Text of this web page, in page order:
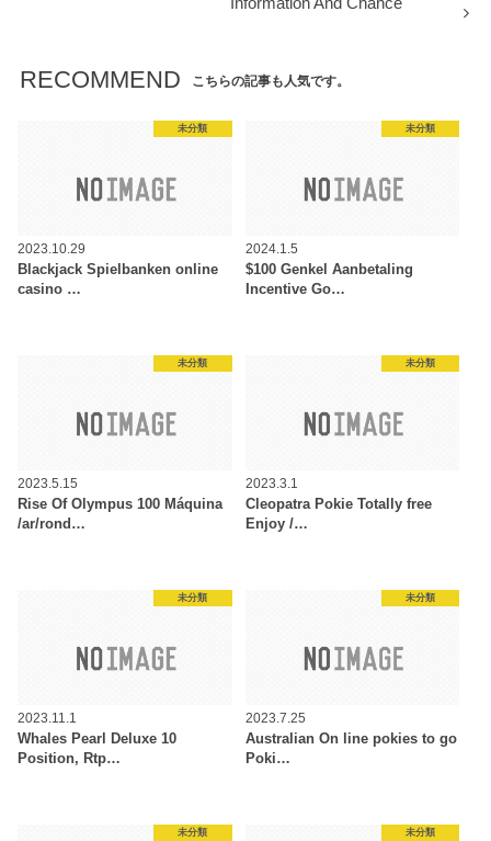
RECOMMEND こちらの記事も人気です。
未分類
2023.10.29
Blackjack Spielbanken online
casino …
未分類
2024.1.5
$100 Genkel Aanbetaling
Incentive Go…
未分類
2023.5.15
Rise Of Olympus 100 Máquina
/ar/rond…
未分類
2023.3.1
Cleopatra Pokie Totally free
Enjoy /…
未分類
2023.11.1
Whales Pearl Deluxe 10
Position, Rtp…
未分類
2023.7.25
Australian On line pokies to go
Poki…
未分類 未分類